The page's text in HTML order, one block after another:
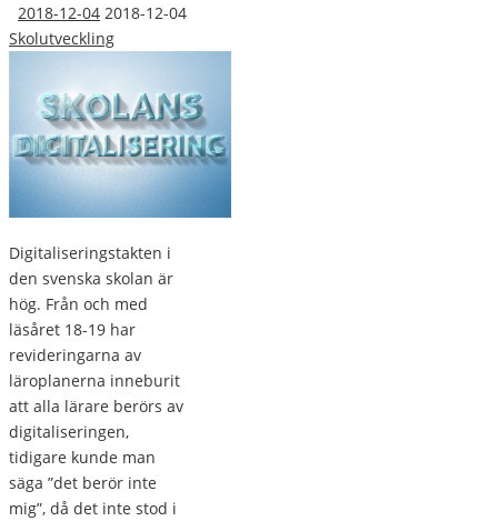
2018-12-04 2018-12-04
Skolutveckling
Digitaliseringstakten i
den svenska skolan är
hög. Från och med
läsåret 18-19 har
revideringarna av
läroplanerna inneburit
att alla lärare berörs av
digitaliseringen,
tidigare kunde man
säga ”det berör inte
mig”, då det inte stod i